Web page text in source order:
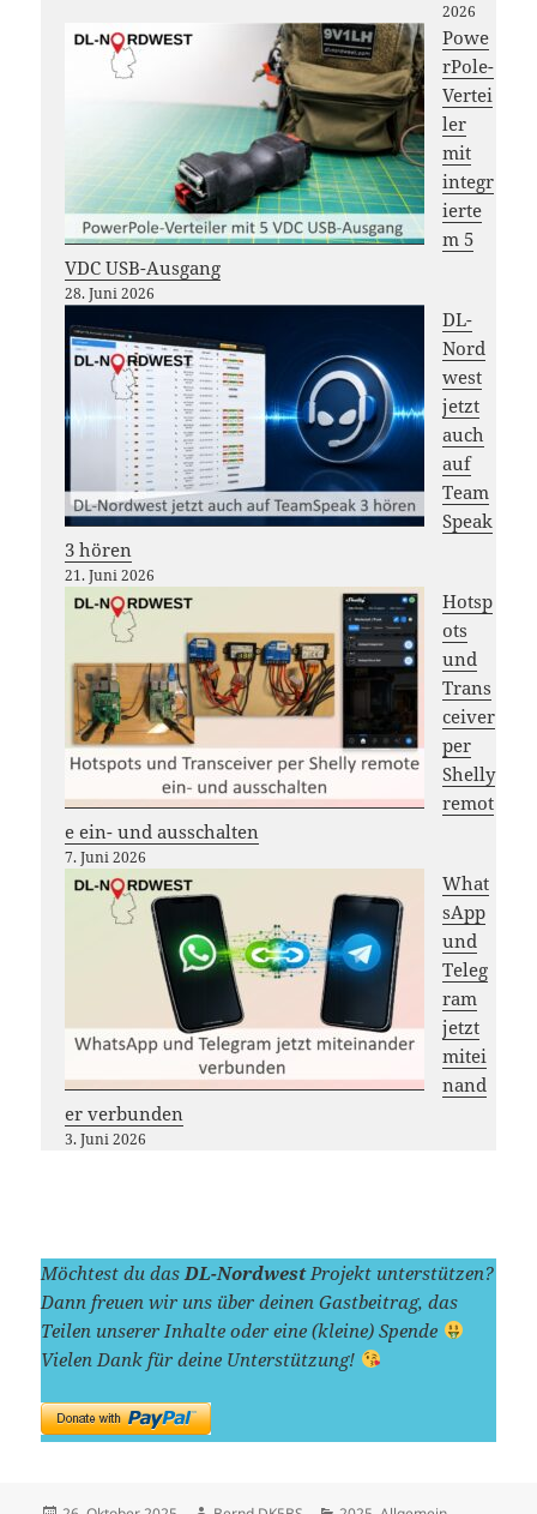
2026
Powe
rPole-
Vertei
ler
mit
integr
ierte
m 5
VDC USB-Ausgang
28. Juni 2026
DL-
Nord
west
jetzt
auch
auf
Team
Speak
3 hören
21. Juni 2026
Hotsp
ots
und
Trans
ceiver
per
Shelly
remot
e ein- und ausschalten
7. Juni 2026
What
sApp
und
Teleg
ram
jetzt
mitei
nand
er verbunden
3. Juni 2026
Möchtest du das DL-Nordwest Projekt unterstützen?
Dann freuen wir uns über deinen Gastbeitrag, das
Teilen unserer Inhalte oder eine (kleine) Spende
Vielen Dank für deine Unterstützung!